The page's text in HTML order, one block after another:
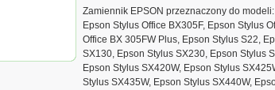
Zamiennik EPSON przeznaczony do modeli:
Epson Stylus Office BX305F, Epson Stylus
Office BX 305FW Plus, Epson Stylus S22,
SX130, Epson Stylus SX230, Epson Stylus
Epson Stylus SX420W, Epson Stylus
Stylus SX435W, Epson Stylus SX440W,